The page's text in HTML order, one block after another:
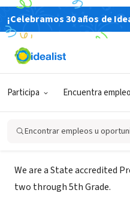
¡Celebramos 30 años de
Participa Encuentra empleo
Encontrar empleos u
ORGANIZACIÓN SIN FIN
Asbury
Preschool and
Arnold, MD
Acerca de
We are a State accredited
two through 5th Grade.